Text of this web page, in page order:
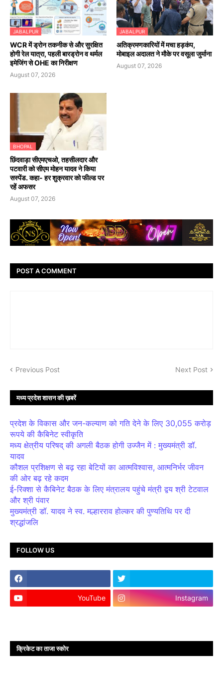
JABALPUR
WCR में ड्रोन तकनीक से और सुरक्षित
होगी रेल यात्रा, पहली बारड्रोन व थर्मल
इमेजिंग से OHE का निरीक्षण
August 07, 2026
JABALPUR
अतिक्रमणकारियों में मचा हड़कंप,
मोबाइल अदालत ने मौके पर वसूला जुर्माना
August 07, 2026
BHOPAL
छिंदवाड़ा सीएमएचओ, तहसीलदार और
पटवारी को सीएम मोहन यादव ने किया
सस्पेंड. कहा- हर शुक्रवार को फील्ड पर
रहें अफसर
August 07, 2026
POST A COMMENT
Previous Post Next Post
मध्य प्रदेश शासन की ख़बरें
प्रदेश के विकास और जन-कल्याण को गति देने के लिए 30,055 करोड़
रूपये की कैबिनेट स्वीकृति
मध्य क्षेत्रीय परिषद् की अगली बैठक होगी उज्जैन में : मुख्यमंत्री डॉ.
यादव
कौशल प्रशिक्षण से बढ़ रहा बेटियों का आत्मविश्वास, आत्मनिर्भर जीवन
की ओर बढ़ रहे कदम
ई-रिक्शा से कैबिनेट बैठक के लिए मंत्रालय पहुंचे मंत्री द्वय श्री टेटवाल
और श्री पंवार
मुख्यमंत्री डॉ. यादव ने स्व. मल्हारराव होल्कर की पुण्यतिथि पर दी
श्रद्धांजलि
FOLLOW US
YouTube Instagram
क्रिकेट का ताजा स्कोर